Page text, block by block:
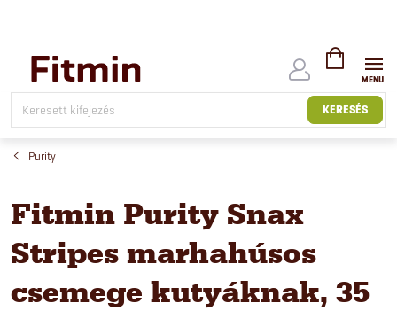
tartalomhoz
KERESÉS
KOSÁR
Purity
Fitmin Purity Snax
Stripes marhahúsos
csemege kutyáknak, 35